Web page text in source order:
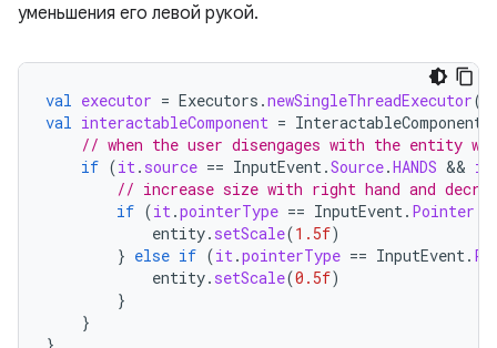
уменьшения его левой рукой.
val executor = Executors .newSingleThreadExecutor()
val interactableComponent = InteractableComponent
// when the user disengages with the entity
if (it. source == InputEvent.Source.HANDS && it
// increase size with right hand and
if (it.pointerType == InputEvent. Pointer
entity. setScale(1.5f)
} else if (it.pointerType == InputEvent.
entity. setScale(0.5f)
}
}